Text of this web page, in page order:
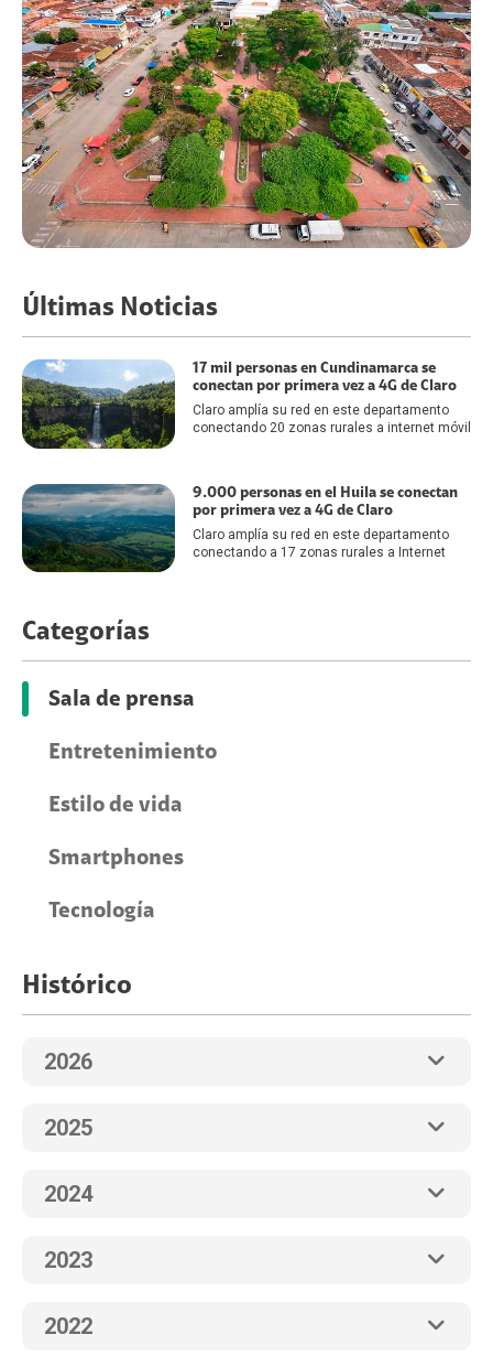
Últimas Noticias
17 mil personas en Cundinamarca se
conectan por primera vez a 4G de Claro
Claro amplía su red en este departamento
conectando 20 zonas rurales a internet móvil
9.000 personas en el Huila se conectan
por primera vez a 4G de Claro
Claro amplía su red en este departamento
conectando a 17 zonas rurales a Internet
Categorías
Sala de prensa
Entretenimiento
Estilo de vida
Smartphones
Tecnología
Histórico
2026
2025
2024
2023
2022